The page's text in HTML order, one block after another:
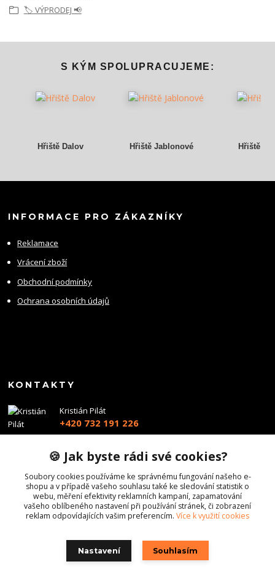
🏷️ VÝPRODEJ 📢
S KÝM SPOLUPRACUJEME:
Hřiště Dalov Hřiště Jablonové Hřiště
INFORMACE PRO ZÁKAZNÍKY
Reklamace
Vrácení zboží
Obchodní podmínky
Ochrana osobních údajů
KONTAKTY
Kristián Pilát
+420 732 191 226
info@profiairsoft.cz
🍪 Jak byste rádi své cookies?
Soubory cookies používáme ke správnému fungování našeho e-
shopu a v případě vašeho souhlasu také ke sledování statistik o
webu, měření efektivity reklamních kampaní, zapamatování
vašeho oblíbeného nastavení při používání stránek, či zobrazení
reklam odpovídajících vašim preferencím. Více k využití cookies
Nastavení Souhlasím